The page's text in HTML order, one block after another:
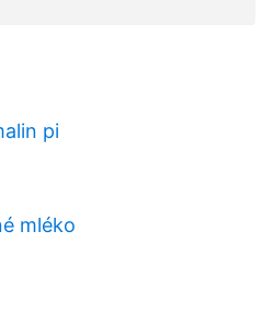
pi
mléko